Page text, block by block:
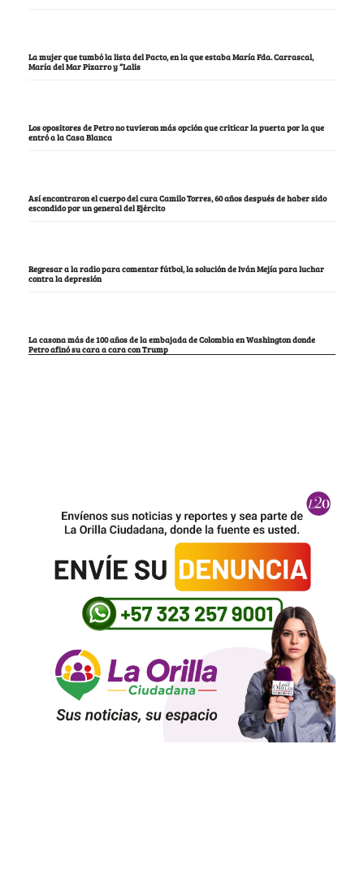
La mujer que tumbó la lista del Pacto, en la que estaba María Fda. Carrascal,
María del Mar Pizarro y “Lalis
Los opositores de Petro no tuvieron más opción que criticar la puerta por la que
entró a la Casa Blanca
Así encontraron el cuerpo del cura Camilo Torres, 60 años después de haber sido
escondido por un general del Ejército
Regresar a la radio para comentar fútbol, la solución de Iván Mejía para luchar
contra la depresión
La casona más de 100 años de la embajada de Colombia en Washington donde
Petro afinó su cara a cara con Trump